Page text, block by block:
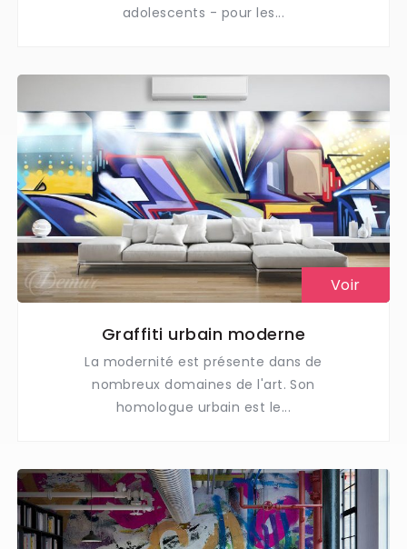
adolescents - pour les...
Voir
Graffiti urbain moderne
La modernité est présente dans de
nombreux domaines de l'art. Son
homologue urbain est le...